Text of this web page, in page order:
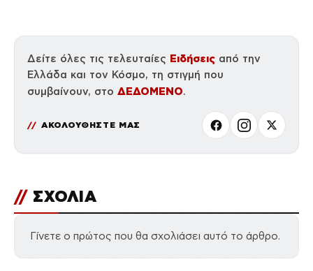
Δείτε όλες τις τελευταίες Ειδήσεις από την
Ελλάδα και τον Κόσμο, τη στιγμή που
συμβαίνουν, στο ΔΕΔΟΜΕΝΟ.
ΑΚΟΛΟΥΘΗΣΤΕ ΜΑΣ
// ΣΧΟΛΙΑ
Γίνετε ο πρώτος που θα σχολιάσει αυτό το άρθρο.